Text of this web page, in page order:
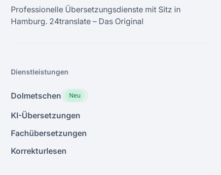
Professionelle Übersetzungsdienste mit Sitz in
Hamburg. 24transIate – Das Original
Dienstleistungen
Dolmetschen Neu
KI-Übersetzungen
Fachübersetzungen
Korrekturlesen